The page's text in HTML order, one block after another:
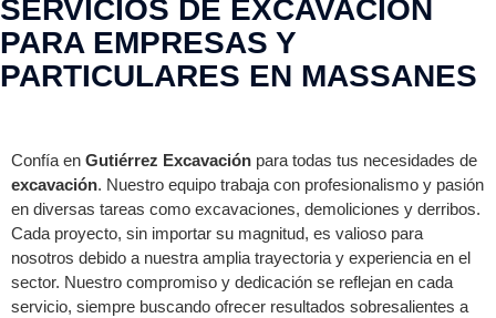
SERVICIOS DE EXCAVACIÓN
PARA EMPRESAS Y
PARTICULARES EN MASSANES
Confía en Gutiérrez Excavación para todas tus necesidades de
excavación. Nuestro equipo trabaja con profesionalismo y pasión
en diversas tareas como excavaciones, demoliciones y derribos.
Cada proyecto, sin importar su magnitud, es valioso para
nosotros debido a nuestra amplia trayectoria y experiencia en el
sector. Nuestro compromiso y dedicación se reflejan en cada
servicio, siempre buscando ofrecer resultados sobresalientes a